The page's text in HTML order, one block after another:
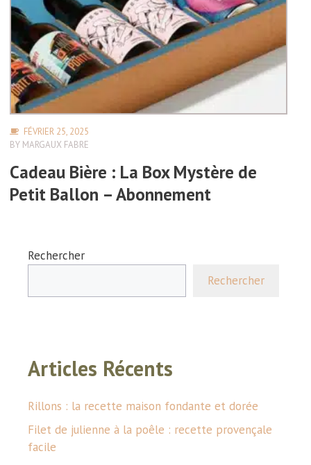
FÉVRIER 25, 2025
BY MARGAUX FABRE
Cadeau Bière : La Box Mystère de
Petit Ballon – Abonnement
Rechercher
Rechercher
Articles Récents
Rillons : la recette maison fondante et dorée
Filet de julienne à la poêle : recette provençale
facile